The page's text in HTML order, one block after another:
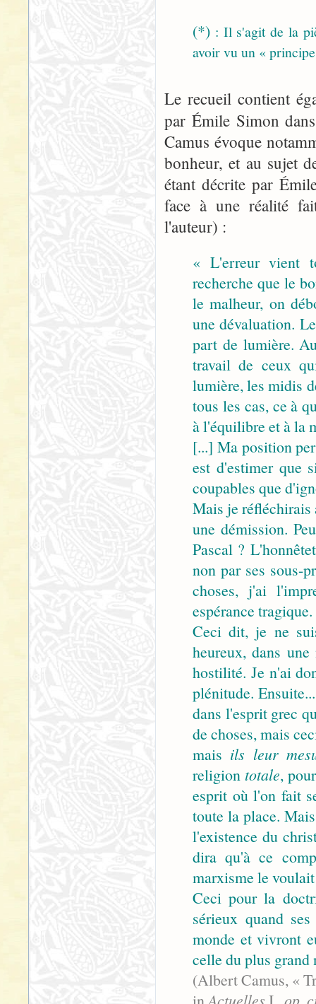
(*) : Il s'agit de la
avoir vu un «
Le recueil contient
par Émile Simon
Camus évoque
bonheur, et au sujet
étant décrite par
face à une réalité
l'auteur) :
« L'erreur vient
recherche que le
le malheur, on
une dévaluation.
part de lumière.
travail de ceux
lumière, les midis
tous les cas, ce à
à l'équilibre et à la
[...] Ma position
est d'estimer que
coupables que
Mais je réfléchirais
une démission.
Pascal ?
non par ses sous-
choses, j'ai
espérance tragique.
Ceci dit, je ne
heureux, dans
hostilité. Je n'ai
plénitude.
dans l'esprit grec
de choses, mais
mais ils leur
religion totale,
esprit où l'on fait
toute la place.
l'existence du
dira qu'à ce
marxisme le
Ceci pour la
sérieux quand
monde et vivront
celle du plus grand
(Albert Camus, «